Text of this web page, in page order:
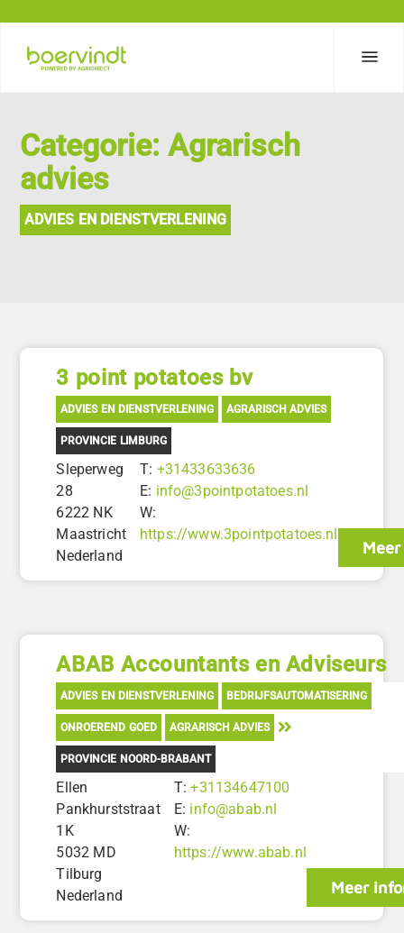
Categorie: Agrarisch
advies
ADVIES EN DIENSTVERLENING
3 point potatoes bv
ADVIES EN DIENSTVERLENING AGRARISCH ADVIES
PROVINCIE LIMBURG
Sleperweg
28
6222 NK
Maastricht
Nederland
T: +31433633636
E: info@3pointpotatoes.nl
W:
https://www.3pointpotatoes.nl
ABAB Accountants en Adviseurs
ADVIES EN DIENSTVERLENING BEDRIJFSAUTOMATISERING
ONROEREND GOED AGRARISCH ADVIES
PROVINCIE NOORD-BRABANT
Ellen
Pankhurststraat
1K
5032 MD
Tilburg
Nederland
T:+31134647100
E: info@abab.nl
W:
https://www.abab.nl
Meer